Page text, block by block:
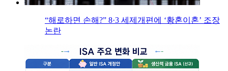
“해로하면 손해?” 8·3 세제개편에 ‘황혼이혼’ 조장
논란